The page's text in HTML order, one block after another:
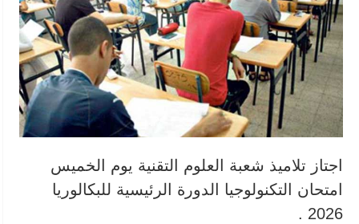
اجتاز تلاميذ شعبة العلوم التقنية يوم الخميس
امتحان التكنولوجيا الدورة الرئيسية للبكالوريا
2026 .